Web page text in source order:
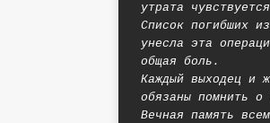
утрата
Список погибших
унесла эта
общая боль.
Каждый выходец и
обязаны помнить о
Вечная память